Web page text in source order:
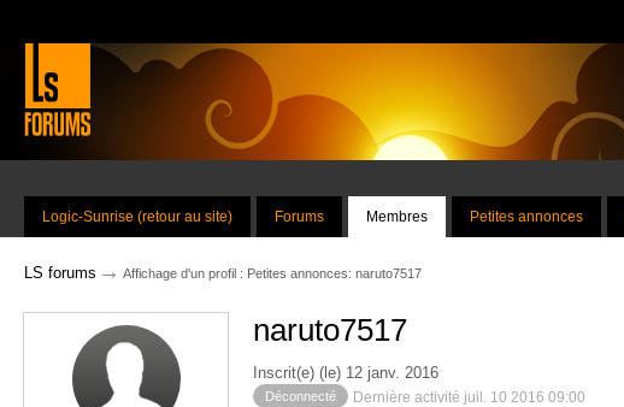
Logic-Sunrise (retour au site) Forums Membres Petites annonces
LS forums → Affichage d'un profil : Petites annonces: naruto7517
naruto7517
Inscrit(e) (le) 12 janv. 2016
Déconnecté Dernière activité juil. 10 2016 09:00